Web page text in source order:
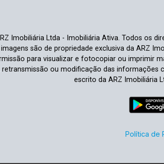
Imobiliária Ltda - Imobiliária Ativa. Todos os
são de propriedade exclusiva da ARZ
para visualizar e fotocopiar ou imprimir
retransmissão ou modificação das informações
escrito da ARZ Imobiliária
Política de